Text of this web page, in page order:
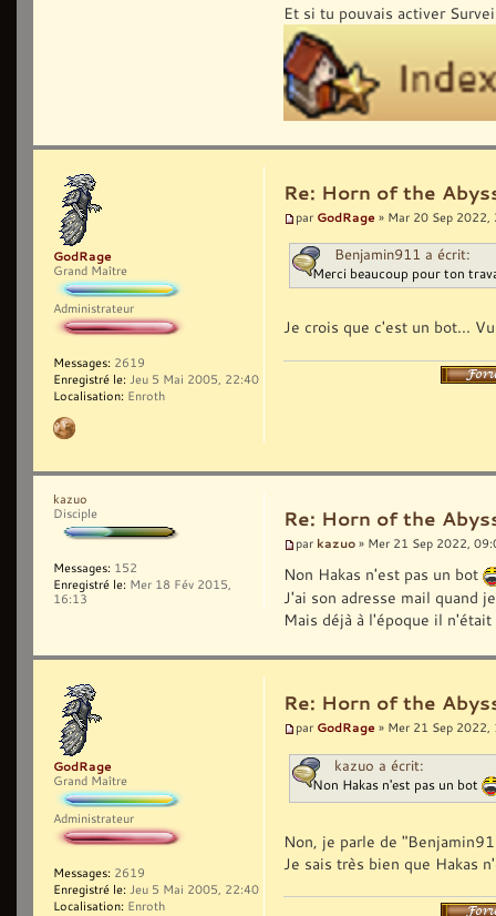
Et si tu pouvais activer
Re: Horn of the
par GodRage » Mar 20 Sep 2022,
Benjamin911 a écrit:
Merci beaucoup pour ton
Je crois que c'est un bot...
GodRage
Grand Maître
Administrateur
Messages: 2619
Enregistré le: Jeu 5 Mai 2005, 22:40
Localisation: Enroth
Re: Horn of the
par kazuo » Mer 21 Sep 2022,
Non Hakas n'est pas un bot
J'ai son adresse mail quand
Mais déjà à l'époque il
kazuo
Disciple
Messages: 152
Enregistré le: Mer 18 Fév 2015,
16:13
Re: Horn of the
par GodRage » Mer 21 Sep 2022,
kazuo a écrit:
Non Hakas n'est pas un bot
Non, je parle de
Je sais très bien que Hakas
GodRage
Grand Maître
Administrateur
Messages: 2619
Enregistré le: Jeu 5 Mai 2005, 22:40
Localisation: Enroth